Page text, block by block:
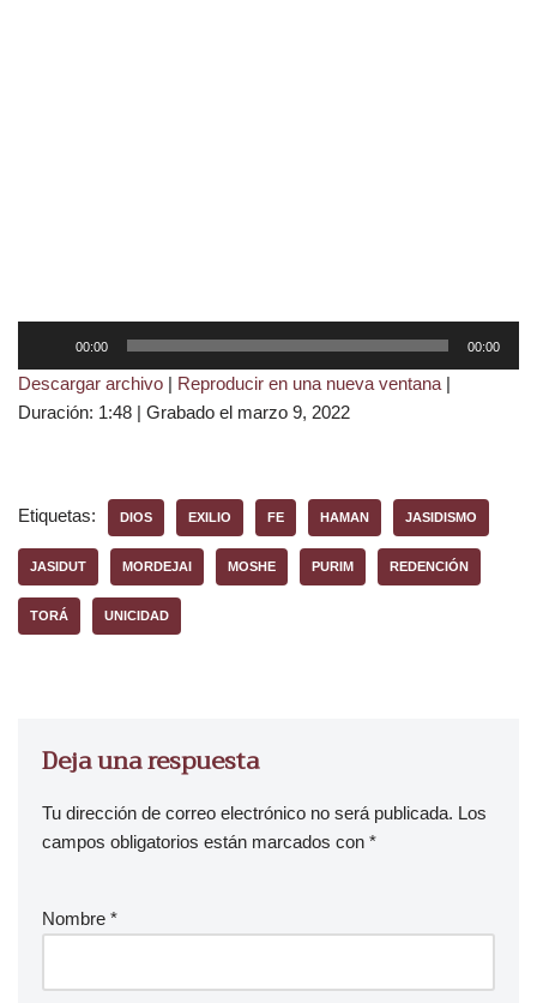
p
r
u
o
00:00 00:00
Descargar archivo | Reproducir en una nueva ventana |
Duración: 1:48 | Grabado el marzo 9, 2022
Etiquetas: DIOS EXILIO FE HAMAN JASIDISMO
JASIDUT MORDEJAI MOSHE PURIM REDENCIÓN
TORÁ UNICIDAD
Deja una respuesta
Tu dirección de correo electrónico no será publicada. Los
campos obligatorios están marcados con *
Nombre *